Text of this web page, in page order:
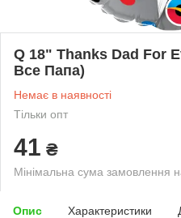
Q 18" Thanks Dad For
Все Папа)
Немає в наявності
Тільки опт
41 ₴
Мінімальна сума замовлення
Опис Характеристики